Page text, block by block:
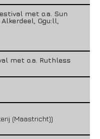
met o.a. Sun
Ggu:ll,
met o.a. Ruthless
(Maastricht))